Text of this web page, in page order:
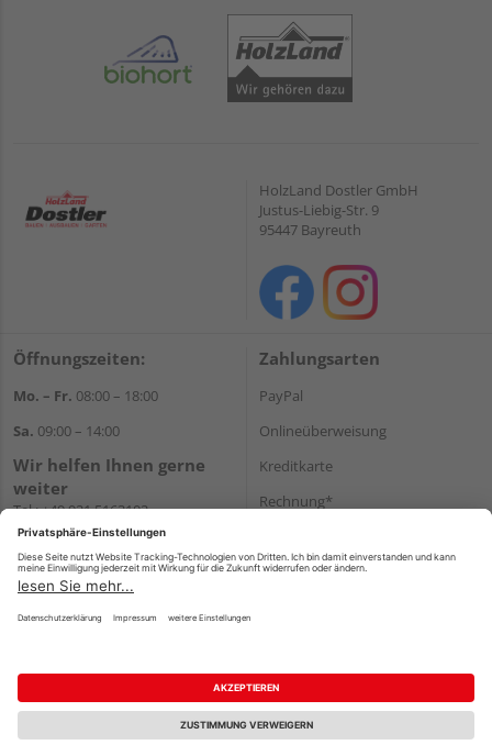
HolzLand Dostler GmbH
Justus-Liebig-Str. 9
95447 Bayreuth
Öffnungszeiten:
Mo. – Fr. 08:00 – 18:00
Sa. 09:00 – 14:00
Wir helfen Ihnen gerne
weiter
Tel.:+49 921 5163102
E-Mail:shop@dostler.de
Zahlungsarten
PayPal
Onlineüberweisung
Kreditkarte
Rechnung*
Versand
Impressum AGB Widerruf
Datenschutz
Reservierungsbedingungen
Vertrag widerrufen